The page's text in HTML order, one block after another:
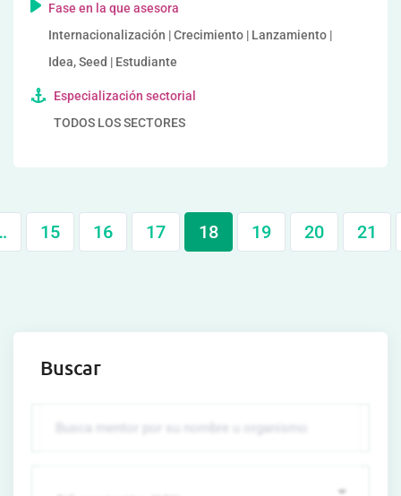
Fase en la que asesora
Internacionalización | Crecimiento | Lanzamiento |
Idea, Seed | Estudiante
Especialización sectorial
TODOS LOS SECTORES
15 16 17 18 19 20 21
Buscar